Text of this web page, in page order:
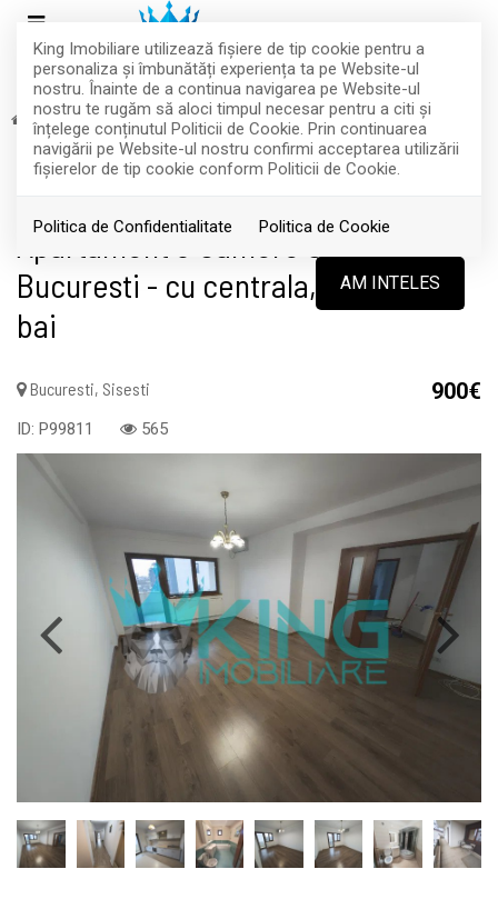
King Imobiliare utilizează fişiere de tip cookie pentru a
personaliza și îmbunătăți experiența ta pe Website-ul
nostru. Înainte de a continua navigarea pe Website-ul
nostru te rugăm să aloci timpul necesar pentru a citi și
înțelege conținutul Politicii de Cookie. Prin continuarea
navigării pe Website-ul nostru confirmi acceptarea utilizării
fişierelor de tip cookie conform Politicii de Cookie.
Politica de Confidentialitate Politica de Cookie
AM INTELES
Inchiriere Apartamente Bucuresti Sisesti
Acest anunt nu mai este activ !
Apartament 3 Camere Sisesti
Bucuresti - cu centrala, parcare, 2
bai
Bucuresti, Sisesti 900€
ID: P99811 565
INCHIRIAT